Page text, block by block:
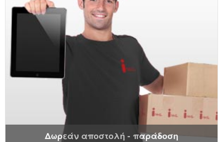
Δωρεάν αποστολή - παράδοση